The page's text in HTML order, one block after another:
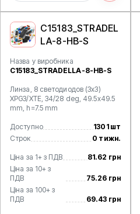
C15183_STRADEL
LA-8-HB-S
Назва у виробника
C15183_STRADELLA-8-HB-S
Линза, 8 светодиодов (3x3)
XPG3/XTE, 34/28 deg, 49.5x49.5
mm, h=7.5 mm
Доступно
1301 шт
Строк
0 тижн.
Ціна за 1+ з ПДВ
81.62 грн
Ціна за 10+ з
ПДВ
75.26 грн
Ціна за 100+ з
ПДВ
69.43 грн